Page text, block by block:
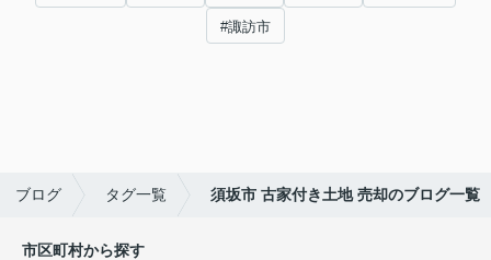
#諏訪市
ブログ タグ一覧 須坂市 古家付き土地 売却のブログ一覧
市区町村から探す